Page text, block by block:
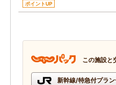
ポイントUP
この施設と
新幹線/特急付プラ